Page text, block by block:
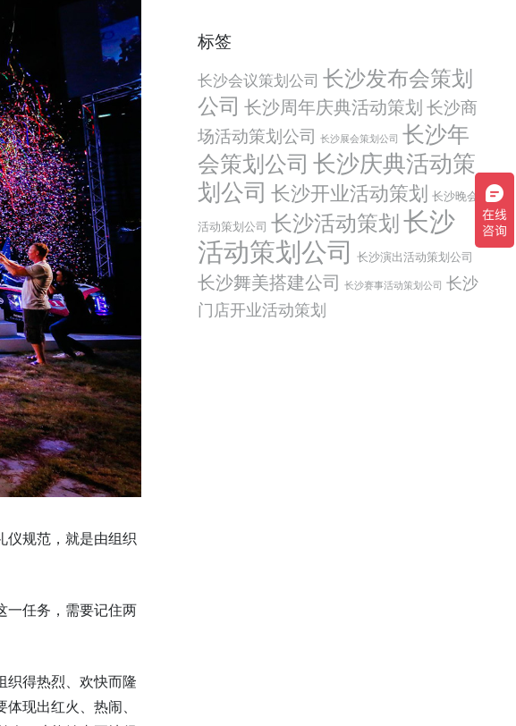
仪规范，就是由组织
一任务，需要记住两
织得热烈、欢快而隆
现出红火、热闹、
标签
长沙会议策划公司 长沙发布会策划
公司 长沙周年庆典活动策划 长沙商
场活动策划公司
长沙展会策划公司 长沙年
会策划公司 长沙庆典活动策
划公司 长沙开业活动策划 长沙晚会
活动策划公司 长沙活动策划 长沙
活动策划公司 长沙演出活动策划公司
长沙舞美搭建公司 长沙赛事活动策划公司 长沙
门店开业活动策划